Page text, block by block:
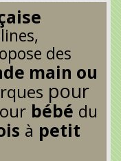
des
main ou
pour
bébé du
à petit